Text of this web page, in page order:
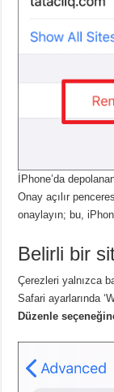
İPhone’da
Onay açılır
onaylayın; bu,
Belirli bir
Çerezleri yalnızca
Safari ayarlarında
Düzenle